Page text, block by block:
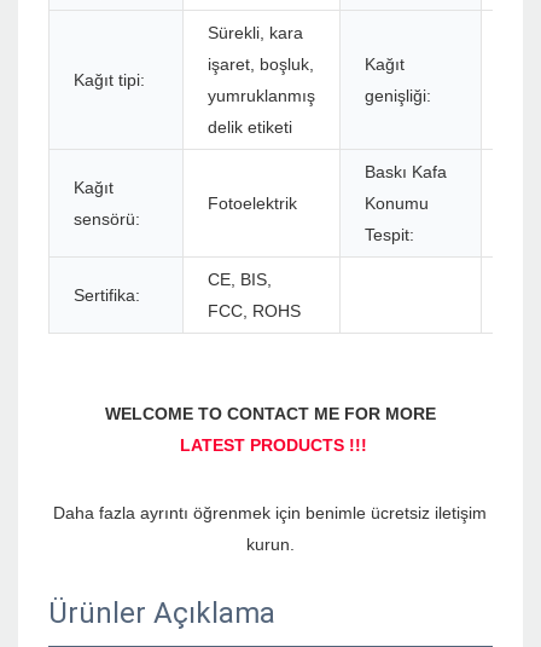
Kağıt tipi:
Sürekli, kara
işaret, boşluk,
yumruklanmış
delik etiketi
Kağıt
genişliği:
Kağıt
sensörü:
Fotoelektrik
Baskı Kafa
Konumu
Tespit:
Sertifika:
CE, BIS,
FCC, ROHS
Daha fazla ayrıntı öğrenmek için benimle ücretsiz iletişim
Ürünler Açıklama